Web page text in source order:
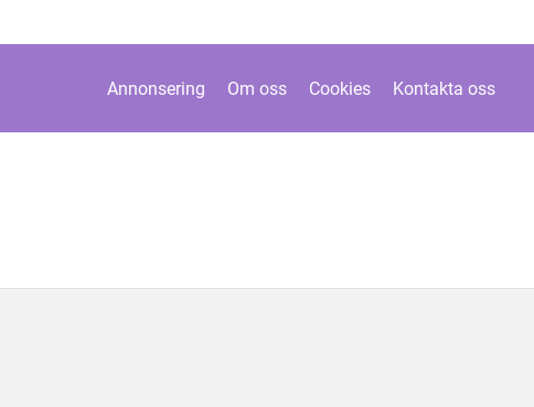
Annonsering Om oss Cookies Kontakta oss